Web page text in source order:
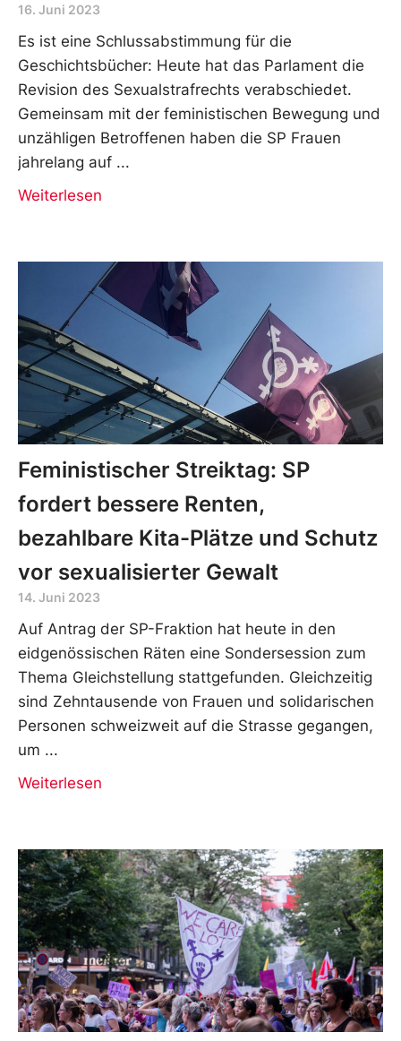
16. Juni 2023
Es ist eine Schlussabstimmung für die
Geschichtsbücher: Heute hat das Parlament die
Revision des Sexualstrafrechts verabschiedet.
Gemeinsam mit der feministischen Bewegung und
unzähligen Betroffenen haben die SP Frauen
jahrelang auf
Weiterlesen
Feministischer Streiktag: SP
fordert bessere Renten,
bezahlbare Kita-Plätze und Schutz
vor sexualisierter Gewalt
14. Juni 2023
Auf Antrag der SP-Fraktion hat heute in den
eidgenössischen Räten eine Sondersession zum
Thema Gleichstellung stattgefunden. Gleichzeitig
sind Zehntausende von Frauen und solidarischen
Personen schweizweit auf die Strasse gegangen,
um
Weiterlesen